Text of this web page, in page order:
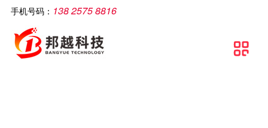
手机号码： 138 2575 8816
公司简介
关于邦越
智慧工厂
智慧工厂理论介绍
解决方案
制造执行系统解决方案
软件产品
移动生产报工系统
相关产品
智能打印机
服务支持
服务支持
文章资讯
实施方案
联系我们
联系方式
